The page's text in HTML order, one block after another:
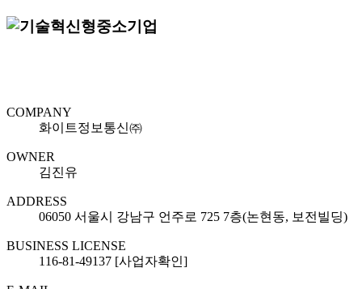
COMPANY
화이트정보통신㈜
OWNER
김진유
ADDRESS
06050 서울시 강남구 언주로 725 7층(논현동, 보전빌딩)
BUSINESS LICENSE
116-81-49137 [사업자확인]